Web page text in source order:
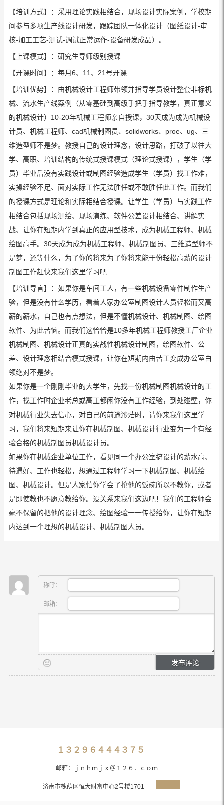
【培训方式】：采用理论实践相结合，现场设计实际案例，学校期
间参与多项生产线设计研发，跟踪团队一体化设计（图纸设计-审
核-加工工艺-测试-调试正常运作-设备研发成品）。
【上课模式】：研究生导师级别授课
【开课时间】：每月6、11、21号开课
【培训优势】：由机械设计工程师带领并指导学员设计整套非标机
械、流水生产线案例（从零基础到高级手把手指导教学，真正意义
的机械设计）10-20年机械工程师亲自授课，30天成为成为机械设
计员、机械工程师、cad机械制图员、solidworks、proe、ug、三
维造型师不是梦。教授自己的设计理念，设计思路，打破了以往大
学、高职、培训结构的传统式授课模式（理论式授课），学生（学
员）毕业后没有实践设计或制图经验造成学生（学员）找工作难，
实操经验不足、面对实际工作无法胜任或不敢胜任此工作。而我们
的授课方式是理论和实际相结合授课。让学生（学员）与实践工作
相结合包括现场测绘、现场演练、软件公差设计相结合、讲解实
战、让你在短期内学到真正的应用型技术，成为机械工程师、机械
绘图高手。30天成为成为机械工程师、机械制图员、三维造型师不
是梦，还等什么，为了你的将来为了你将来能干份轻松高薪的设计
制图工作赶快来我们这里学习吧
【培训导言】：如果你是车间工人，有一些机械设备零件制作生产
验，但是没有什么学历，看着人家办公室制图设计人员轻松而又高
薪的薪水，自己也有点想法，但是不懂机械设计、机械制图、绘图
软件、为此苦恼。而我们这恰恰是10多年机械工程师教授工厂企业
机械制图、机械设计正真的实战性机械设计制图，绘图软件、公
差、设计理念相结合模式授课，让你在短期内由苦工变成办公室白
领绝对不是梦。
如果你是一个刚刚毕业的大学生，先找一份机械制图机械设计的工
作，找工作时企业老总或高工都闲你没有工作经验，到处碰壁，你
对机械行业失去信心，对自己的前途渺茫时，请你来我们这里学
习，我们将来短期来让你在机械制图、机械设计行业变为一个有经
验合格的机械制图员机械设计员。
如果你在机械企业单位工作，看见同一个办公室搞设计的薪水高、
待遇好、工作也轻松，想通过工程师学习一下机械制图、机械绘
图、机械设计。但是人家怕你学会了抢他的饭碗所以不教你，或者
是即使教也不愿意教给你。没关系来我们这边吧！我们的工程师会
毫不保留的把他的设计理念、绘图经验一一传授给你，让你在短期
内达到一个理想的机械设计、机械制图人员。
称呼：
邮箱：
１３２９６４４４３７５
邮箱：ｊｎｈｍｊｘ＠１２６．ｃｏｍ
济南市槐荫区恒大财富中心2号楼1701